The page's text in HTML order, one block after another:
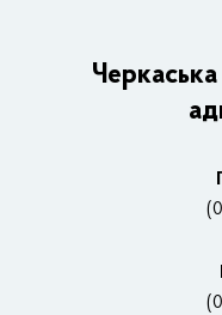
Основні завдання